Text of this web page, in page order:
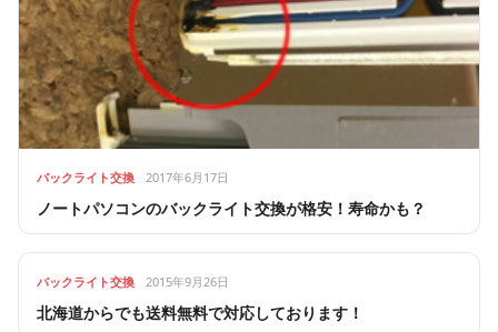
バックライト交換 2017年6月17日
ノートパソコンのバックライト交換が格安！寿命かも？
バックライト交換 2015年9月26日
北海道からでも送料無料で対応しております！